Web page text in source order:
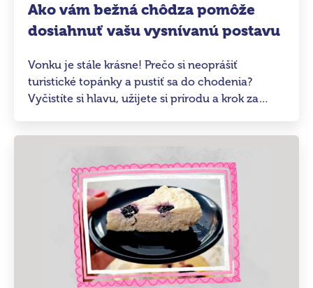
Ako vám bežná chôdza pomôže
dosiahnuť vašu vysnívanú postavu
Vonku je stále krásne! Prečo si neoprášiť
turistické topánky a pustiť sa do chodenia?
Vyčistíte si hlavu, užijete si prírodu a krok za
vysnívanú postavu. Ako začať?